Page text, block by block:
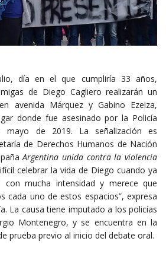
día en el que cumpliría 33 años,
de Diego Cagliero realizarán un
avenida Márquez y Gabino Ezeiza,
donde fue asesinado por la Policía
mayo de 2019. La señalización es
de Derechos Humanos de Nación
Argentina unida contra la violencia
celebrar la vida de Diego cuando ya
mucha intensidad y merece que
cada uno de estos espacios”, expresa
La causa tiene imputado a los policías
Montenegro, y se encuentra en la
prueba previo al inicio del debate oral.